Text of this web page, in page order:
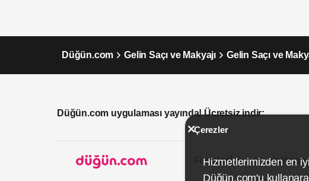
Düğün.com Gelin Saçı ve Makyajı Gelin Saçı ve
Düğün.com uygulaması yayında! Ücretsiz indir:
Firmalar İçin
Çerezler
Hizmetlerimizden en
Düğün.com'u